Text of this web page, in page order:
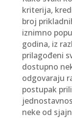
kriterija,
broj
iznimno
godina, iz
prilagođeni
dostupno
odgovaraju
postupak
neke od